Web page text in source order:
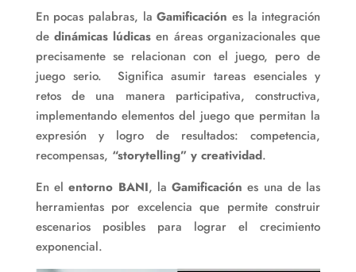
En pocas palabras, laGamificación es la integración
dedinámicas lúdicas en áreas organizacionales que
precisamente se relacionan con el juego, pero de
juego serio. Significa asumir tareas esenciales y
retos de una manera participativa, constructiva,
implementando elementos del juego que permitan la
expresión y logro de resultados: competencia,
recompensas, “storytelling” y creatividad.
En elentorno BANI, laGamificación es una de las
herramientas por excelencia que permite construir
escenarios posibles para lograr el crecimiento
exponencial.